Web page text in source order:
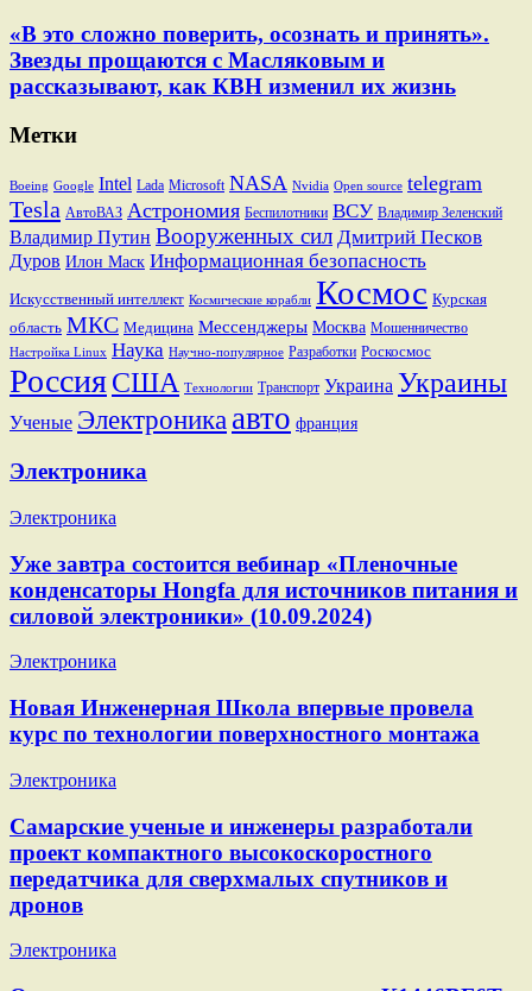
«В это сложно поверить, осознать и принять».
Звезды прощаются с Масляковым и
рассказывают, как КВН изменил их жизнь
Метки
Boeing Google Intel Lada Microsoft NASA Nvidia Open source telegram
Tesla АвтоВАЗ Астрономия Беспилотники ВСУ Владимир Зеленский
Владимир Путин Вооруженных сил Дмитрий Песков
Дуров Илон Маск Информационная безопасность
Искусственный интеллект Космические корабли Космос Курская
область МКС Медицина Мессенджеры Москва Мошенничество
Настройка Linux Наука Научно-популярное Разработки Роскосмос
РоссияСША Технологии Транспорт Украина Украины
Ученые Электроника авто франция
Электроника
Электроника
Уже завтра состоится вебинар «Пленочные
конденсаторы Hongfa для источников питания и
силовой электроники» (10.09.2024)
Электроника
Новая Инженерная Школа впервые провела
курс по технологии поверхностного монтажа
Электроника
Самарские ученые и инженеры разработали
проект компактного высокоскоростного
передатчика для сверхмалых спутников и
дронов
Электроника